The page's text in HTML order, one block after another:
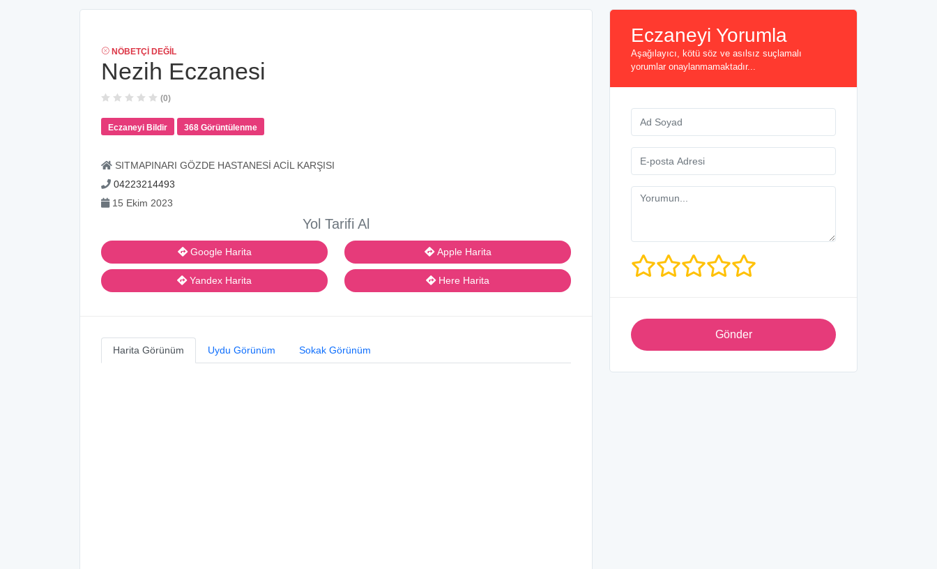
NÖBETÇI DEĞIL
Nezih Eczanesi
(0)
Eczaneyi Bildir 368 Görüntülenme
SITMAPINARI GÖZDE HASTANESİ ACİL KARŞISI
04223214493
15 Ekim 2023
Yol Tarifi Al
Google Harita
Yandex Harita
Apple Harita
Here Harita
Harita Görünüm Uydu Görünüm Sokak Görünüm
Eczaneyi Yorumla
Aşağılayıcı, kötü söz ve asılsız suçlamalı
yorumlar onaylanmamaktadır...
Gönder